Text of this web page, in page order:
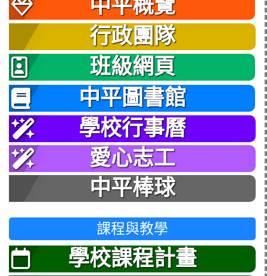
中平概覽
行政團隊
班級網頁
中平圖書館
學校行事曆
愛心志工
中平棒球
課程與教學
學校課程計畫